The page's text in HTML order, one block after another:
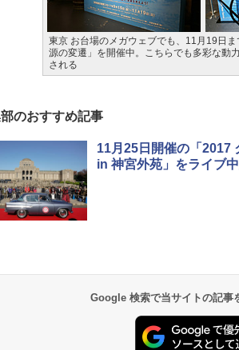
東京 お台場のメガウェブでも、11月19日
源の変遷」を開催中。こちらでも多彩な動
される
のおすすめ記事
11月25日開催の「2017
in 神宮外苑」をライブ
Google 検索で当サイトの記事